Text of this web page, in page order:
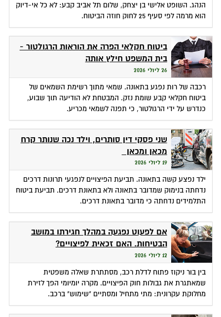
הנהג. השופט אלישי בן יצחק, שלום תל אביב קבע: לא כל אי-דיוק
הוא מרמה לפי סעיף 25 לחוק חוזה הביטוח.
ביטוח חקלאי הפרה את הוראות הרגולטור -
בית המשפט חילץ אותה
26 ליולי 2026
רכבה של רות נפגע בתאונה. שמאי מתוך רשימת השמאים של
ביטוח חקלאי קבע שומת נזק. המבטחת לא הודיעה תוך שבוע,
כנדרש על ידי הרגולטור, כי תפנה לשמאי מכריע.
שני פסקי דין סותרים, וילד נכה שנותר קרח
מכאן ומכאן
19 ליולי 2026
ילד נפצע קשה בתאונה. תביעת הפיצויים לנפגעי תרונות דרכים
נדחתה בנימוק שמדובר בתאונה ולא בתאונת דרכים. תביעת ביטוח
התלמידים נדחתה כי מדובר בתאונת דרכים.
אם לפעוט נפגעה במהלך חגירתו במושב
הבטיחות. האם זכאית לפיצויים?
12 ליולי 2026
בין בור ניקוז פתוח לדלת רכב, מסתתרת שאלה משפטית
שמאתגרת את גבולות חוק הפיצויים. מקרה יומיומי הפך לזירת
מחלוקת עקרונית: מתי מתחיל ומסתיים "שימוש" ברכב.